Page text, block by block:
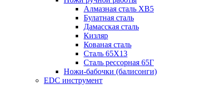
Алмазная сталь ХВ5
Булатная сталь
Дамасская сталь
Кизляр
Кованая сталь
Сталь 65Х13
Сталь рессорная 65Г
Ножи-бабочки (балисонги)
EDC инструмент